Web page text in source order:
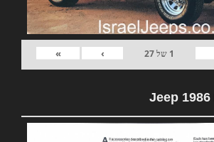
1 של27
›
»